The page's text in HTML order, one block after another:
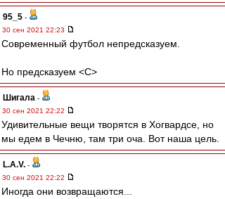
95_5 -
30 сен 2021 22:23
Современный футбол непредсказуем.
Но предсказуем <C>
Шигала -
30 сен 2021 22:22
Удивительные вещи творятся в Хогвардсе, но
мы едем в Чечню, там три оча. Вот наша цель.
L.А.V. -
30 сен 2021 22:22
Иногда они возвращаются...